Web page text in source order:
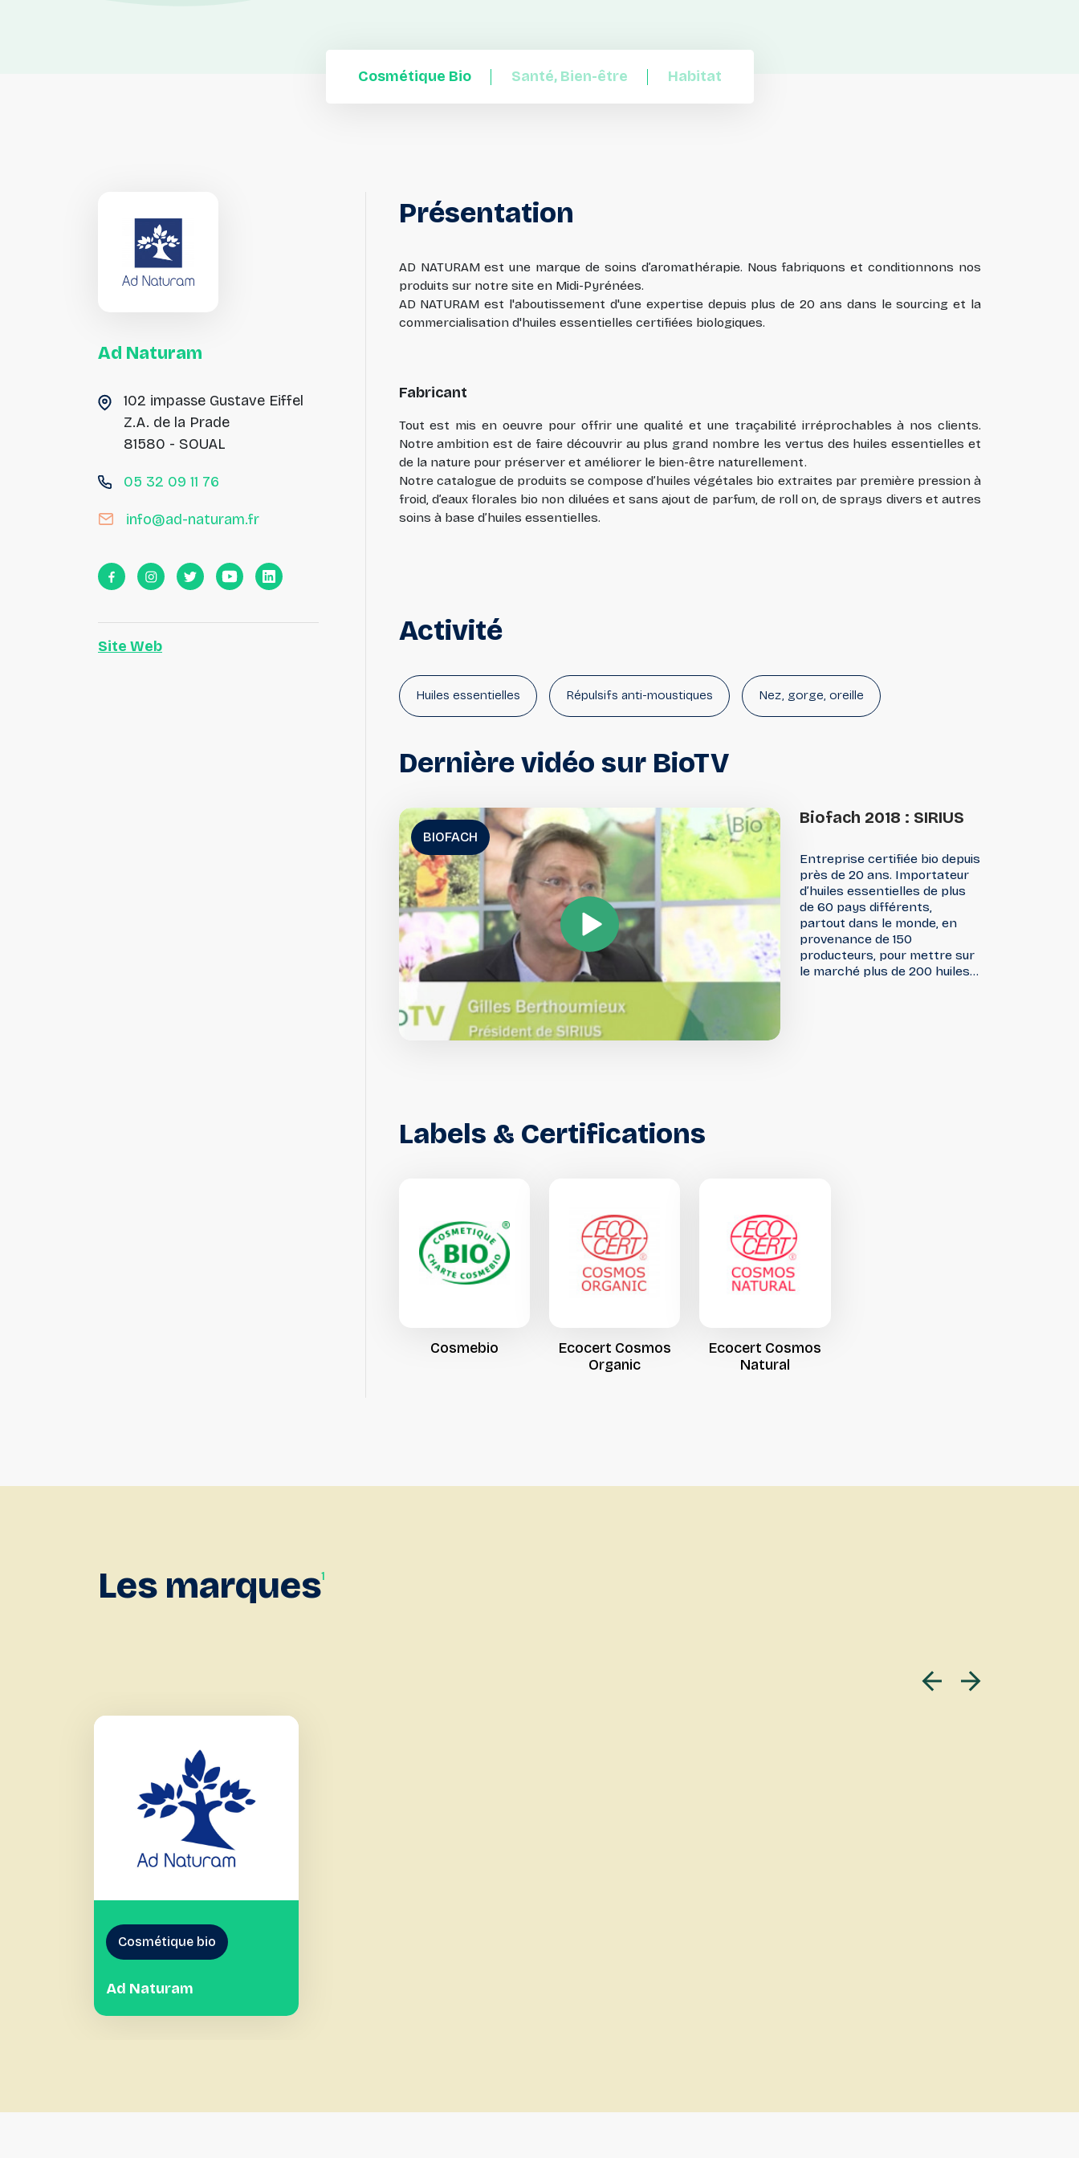
Cosmétique Bio Santé, Bien-être Habitat
Ad Naturam
102 impasse Gustave Eiffel
Z.A. de la Prade
81580 - SOUAL
05 32 09 11 76
info@ad-naturam.fr
Site Web
Présentation
AD NATURAM est une marque de soins d’aromathérapie. Nous fabriquons et conditionnons nos
produits sur notre site en Midi-Pyrénées.
AD NATURAM est l'aboutissement d'une expertise depuis plus de 20 ans dans le sourcing et la
commercialisation d'huiles essentielles certifiées biologiques.
Fabricant
Tout est mis en oeuvre pour offrir une qualité et une traçabilité irréprochables à nos clients.
Notre ambition est de faire découvrir au plus grand nombre les vertus des huiles essentielles et
de la nature pour préserver et améliorer le bien-être naturellement.
Notre catalogue de produits se compose d’huiles végétales bio extraites par première pression à
froid, d’eaux florales bio non diluées et sans ajout de parfum, de roll on, de sprays divers et autres
soins à base d’huiles essentielles.
Activité
Huiles essentielles Répulsifs anti-moustiques Nez, gorge, oreille
Dernièrevidéo sur BioTV
BIOFACH
Biofach 2018 : SIRIUS
Entreprise certifiée bio depuis
près de 20 ans. Importateur
d’huiles essentielles de plus
de 60 pays différents,
partout dans le monde, en
provenance de 150
producteurs, pour mettre sur
le marché plus de 200 huiles
Labels & Certifications
Cosmebio Ecocert Cosmos
Organic
Ecocert Cosmos
Natural
Les marques1
Cosmétique bio
Ad Naturam